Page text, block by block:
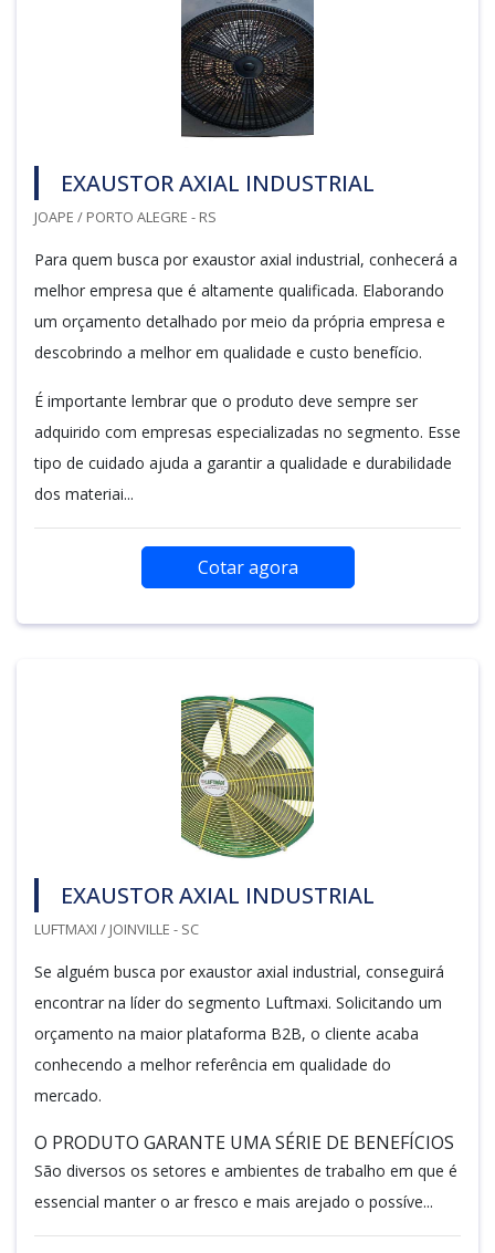
EXAUSTOR AXIAL INDUSTRIAL
JOAPE / PORTO ALEGRE - RS
Para quem busca por exaustor axial industrial, conhecerá a
melhor empresa que é altamente qualificada. Elaborando
um orçamento detalhado por meio da própria empresa e
descobrindo a melhor em qualidade e custo benefício.
É importante lembrar que o produto deve sempre ser
adquirido com empresas especializadas no segmento. Esse
tipo de cuidado ajuda a garantir a qualidade e durabilidade
dos materiai...
Cotar agora
EXAUSTOR AXIAL INDUSTRIAL
LUFTMAXI / JOINVILLE - SC
Se alguém busca por exaustor axial industrial, conseguirá
encontrar na líder do segmento Luftmaxi. Solicitando um
orçamento na maior plataforma B2B, o cliente acaba
conhecendo a melhor referência em qualidade do
mercado.
O PRODUTO GARANTE UMA SÉRIE DE BENEFÍCIOS
São diversos os setores e ambientes de trabalho em que é
essencial manter o ar fresco e mais arejado o possíve...